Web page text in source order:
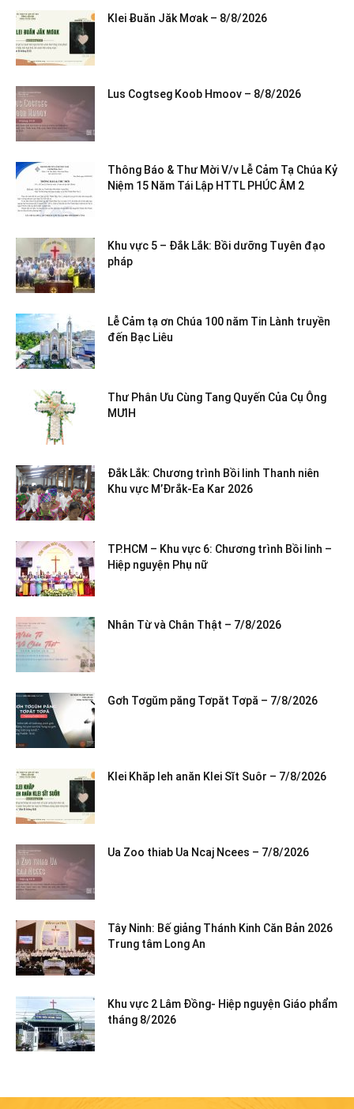
Klei Ƀuăn Jăk Mơak – 8/8/2026
Lus Cogtseg Koob Hmoov – 8/8/2026
Thông Báo & Thư Mời V/v Lễ Cảm Tạ Chúa Kỷ
Niệm 15 Năm Tái Lập HTTL PHÚC ÂM 2
Khu vực 5 – Đắk Lắk: Bồi dưỡng Tuyên đạo
pháp
Lễ Cảm tạ ơn Chúa 100 năm Tin Lành truyền
đến Bạc Liêu
Thư Phân Ưu Cùng Tang Quyến Của Cụ Ông
MƯIH
Đắk Lắk: Chương trình Bồi linh Thanh niên
Khu vực M’Đrắk-Ea Kar 2026
TP.HCM – Khu vực 6: Chương trình Bồi linh –
Hiệp nguyện Phụ nữ
Nhân Từ và Chân Thật – 7/8/2026
Gơh Tơgŭm păng Tơpăt Tơpă – 7/8/2026
Klei Khăp leh anăn Klei Sĭt Suôr – 7/8/2026
Ua Zoo thiab Ua Ncaj Ncees – 7/8/2026
Tây Ninh: Bế giảng Thánh Kinh Căn Bản 2026
Trung tâm Long An
Khu vực 2 Lâm Đồng- Hiệp nguyện Giáo phẩm
tháng 8/2026